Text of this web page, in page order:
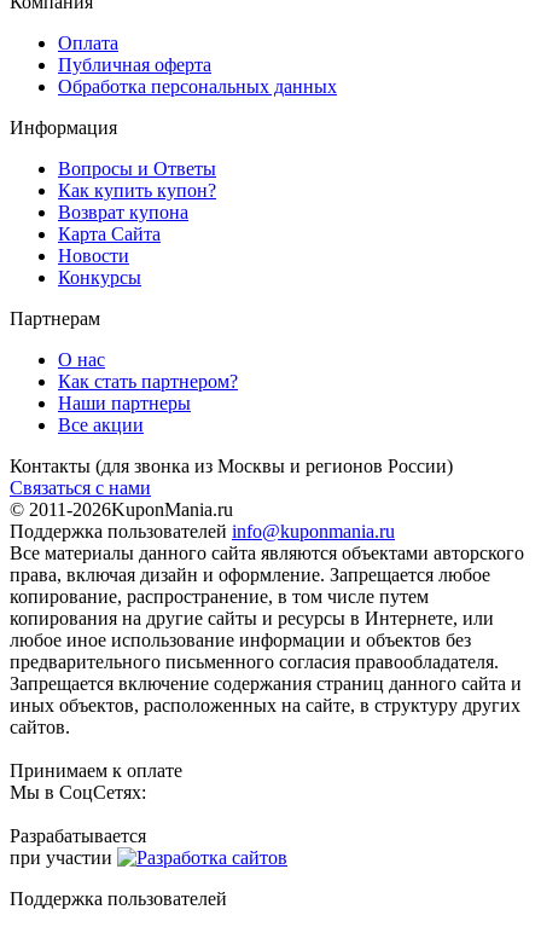
Оплата
Публичная оферта
Обработка персональных данных
Информация
Вопросы и Ответы
Как купить купон?
Возврат купона
Карта Сайта
Новости
Конкурсы
Партнерам
О нас
Как стать партнером?
Наши партнеры
Все акции
Контакты (для звонка из Москвы и регионов России)
Связаться с нами
© 2011-2026KuponMania.ru
Поддержка пользователей info@kuponmania.ru
Все материалы данного сайта являются объектами авторского
права, включая дизайн и оформление. Запрещается любое
копирование, распространение, в том числе путем
копирования на другие сайты и ресурсы в Интернете, или
любое иное использование информации и объектов без
предварительного письменного согласия правообладателя.
Запрещается включение содержания страниц данного сайта и
иных объектов, расположенных на сайте, в структуру других
сайтов.
Принимаем к оплате
Мы в СоцСетях:
Разрабатывается
при участии
Поддержка пользователей